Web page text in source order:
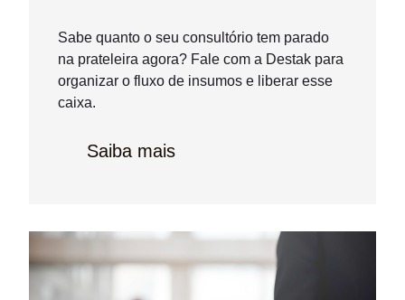
Sabe quanto o seu consultório tem parado
na prateleira agora? Fale com a Destak para
organizar o fluxo de insumos e liberar esse
caixa.
Saiba mais